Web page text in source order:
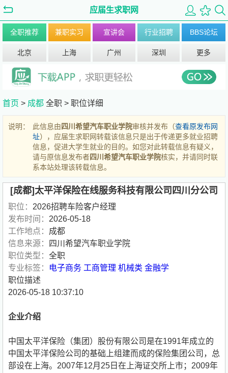
应届生求职网
全职推荐 兼职实习 宣讲会 行业招聘 BBS论坛
北京 上海 广州 深圳 更多
首页 > 成都 全职 > 职位详细
说明： 此信息由 四川希望汽车职业学院审核并发布（查看原发布网
址），应届生求职网转载该信息只是出于传递更多就业招聘
信息，促进大学生就业的目的。如您对此转载信息有疑义，
请与原信息发布者四川希望汽车职业学院核实，并请同时联
系本站处理该转载信息。
[成都]太平洋保险在线服务科技有限公司四川分公司
职位： 2026招聘车险客户经理
发布时间： 2026-05-18
工作地点： 成都
信息来源：
四川希望汽车职业学院
职位类型： 全职
专业标签：
电子商务 工商管理 机械类 金融学
职位描述
2026-05-18 10:37:10
企业介绍
中国太平洋保险（集团）股份有限公司是在1991年成立的
中国太平洋保险公司的基础上组建而成的保险集团公司，总
部设在上海。2007年12月25日在上海证交所上市；2009年